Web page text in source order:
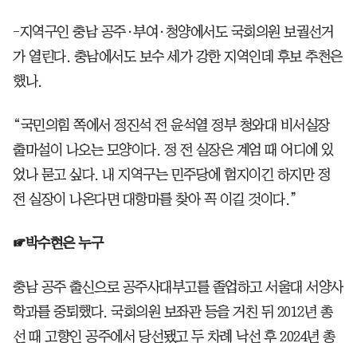
-지역구인 충남 공주·부여·청양에서도 국회의원 보궐선거
가 열린다. 충남에서도 보수 세가 강한 지역인데 후보 추천은
했나.
“국민의힘 쪽에서 정진석 전 윤석열 정부 청와대 비서실장
출마설이 나오는 모양이다. 정 전 실장은 계엄 때 어디에 있
었나 묻고 싶다. 내 지역구는 민주당에 험지이긴 하지만 정
전 실장이 나온다면 대항마를 찾아 꼭 이길 것이다.”
☞박수현은 누구
충남 공주 출신으로 공주사대부고를 졸업하고 서울대 서양사
학과를 중퇴했다. 국회의원 보좌관 등을 거친 뒤 2012년 총
선 때 고향인 공주에서 당선됐고 두 차례 낙선 후 2024년 총